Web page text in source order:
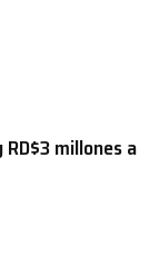
millones a